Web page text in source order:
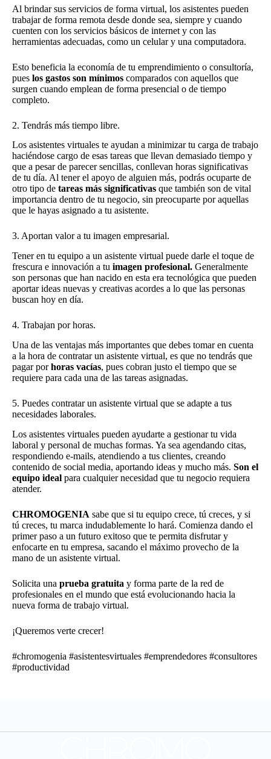
Al brindar sus servicios de forma virtual, los asistentes pueden
trabajar de forma remota desde donde sea, siempre y cuando
cuenten con los servicios básicos de internet y con las
herramientas adecuadas, como un celular y una computadora.
Esto beneficia la economía de tu emprendimiento o consultoría,
pues los gastos son mínimos comparados con aquellos que
surgen cuando emplean de forma presencial o de tiempo
completo.
2. Tendrás más tiempo libre.
Los asistentes virtuales te ayudan a minimizar tu carga de trabajo
haciéndose cargo de esas tareas que llevan demasiado tiempo y
que a pesar de parecer sencillas, conllevan horas significativas
de tu día. Al tener el apoyo de alguien más, podrás ocuparte de
otro tipo de tareas más significativas que también son de vital
importancia dentro de tu negocio, sin preocuparte por aquellas
que le hayas asignado a tu asistente.
3. Aportan valor a tu imagen empresarial.
Tener en tu equipo a un asistente virtual puede darle el toque de
frescura e innovación a tu imagen profesional. Generalmente
son personas que han nacido en esta era tecnológica que pueden
aportar ideas nuevas y creativas acordes a lo que las personas
buscan hoy en día.
4. Trabajan por horas.
Una de las ventajas más importantes que debes tomar en cuenta
a la hora de contratar un asistente virtual, es que no tendrás que
pagar porhoras vacías, pues cobran justo el tiempo que se
requiere para cada una de las tareas asignadas.
5. Puedes contratar un asistente virtual que se adapte a tus
necesidades laborales.
Los asistentes virtuales pueden ayudarte a gestionar tu vida
laboral y personal de muchas formas. Ya sea agendando citas,
respondiendo e-mails, atendiendo a tus clientes, creando
contenido de social media, aportando ideas y mucho más. Son el
equipo ideal para cualquier necesidad que tu negocio requiera
atender.
CHROMOGENIA sabe que si tu equipo crece, tú creces, y si
tú creces, tu marca indudablemente lo hará. Comienza dando el
primer paso a un futuro exitoso que te permita disfrutar y
enfocarte en tu empresa, sacando el máximo provecho de la
mano de un asistente virtual.
Solicita una prueba gratuita y forma parte de la red de
profesionales en el mundo que está evolucionando hacia la
nueva forma de trabajo virtual.
¡Queremos verte crecer!
#chromogenia #asistentesvirtuales #emprendedores #consultores
#productividad